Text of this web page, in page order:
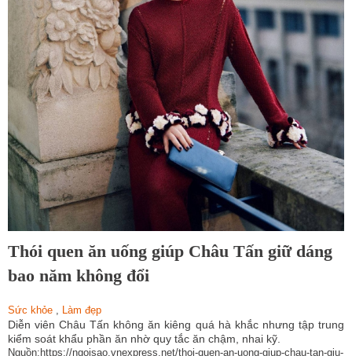
Thói quen ăn uống giúp Châu Tấn giữ dáng
bao năm không đổi
Sức khỏe , Làm đẹp
Diễn viên Châu Tấn không ăn kiêng quá hà khắc nhưng tập trung
kiểm soát khẩu phần ăn nhờ quy tắc ăn chậm, nhai kỹ.
Nguồn:https://ngoisao.vnexpress.net/thoi-quen-an-uong-giup-chau-tan-giu-